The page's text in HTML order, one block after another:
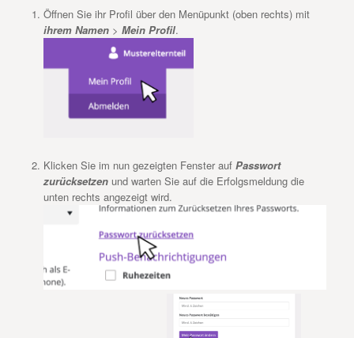
Öffnen Sie ihr Profil über den Menüpunkt (oben rechts) mit
ihrem Namen> Mein Profil.
Klicken Sie im nun gezeigten Fenster auf Passwort
zurücksetzenund warten Sie auf die Erfolgsmeldung die
unten rechts angezeigt wird.